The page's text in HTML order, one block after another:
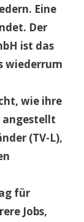
Eine
Der
ist das
wiederrum
wie ihre
angestellt
(TV-L),
für
Jobs,